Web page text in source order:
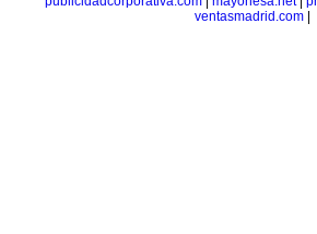
ventasmadrid.com